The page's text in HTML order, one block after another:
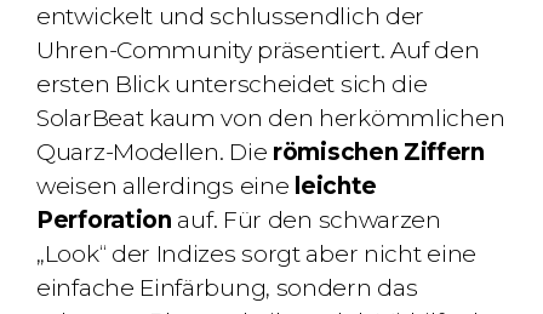
entwickelt und schlussendlich der
Uhren-Community präsentiert. Auf den
ersten Blick unterscheidet sich die
SolarBeat kaum von den herkömmlichen
Quarz-Modellen. Die römischen Ziffern
weisen allerdings eine leichte
Perforation auf. Für den schwarzen
„Look“ der Indizes sorgt aber nicht eine
einfache Einfärbung, sondern das